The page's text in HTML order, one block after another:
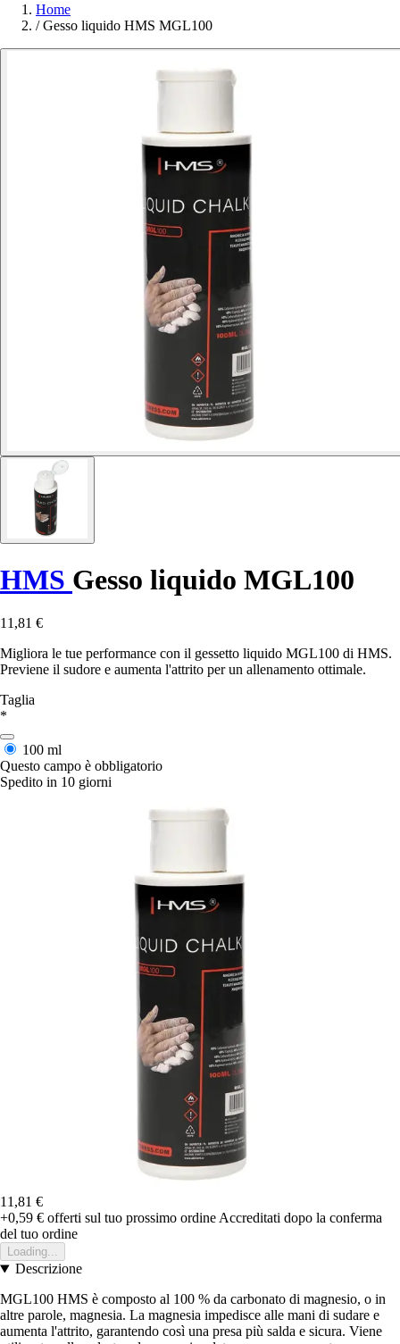
Home
/ Gesso liquido HMS MGL100
HMS Gesso liquido MGL100
11,81 €
Migliora le tue performance con il gessetto liquido MGL100 di HMS.
Previene il sudore e aumenta l'attrito per un allenamento ottimale.
Taglia
*
100 ml
Questo campo è obbligatorio
Spedito in 10 giorni
11,81 €
+0,59 € offerti sul tuo prossimo ordine Accreditati dopo la conferma
del tuo ordine
Loading...
Descrizione
MGL100 HMS è composto al 100 % da carbonato di magnesio, o in
altre parole, magnesia. La magnesia impedisce alle mani di sudare e
aumenta l'attrito, garantendo così una presa più salda e sicura. Viene